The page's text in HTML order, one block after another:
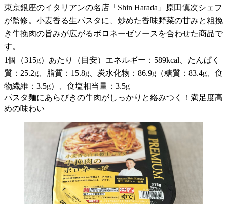
東京銀座のイタリアンの名店「Shin Harada」原田慎次シェフ
が監修。小麦香る生パスタに、炒めた香味野菜の甘みと粗挽
き牛挽肉の旨みが広がるボロネーゼソースを合わせた商品で
す。
1個（315g）あたり（目安）エネルギー：589kcal、たんぱく
質：25.2g、脂質：15.8g、炭水化物：86.9g（糖質：83.4g、食
物繊維：3.5g）、食塩相当量：3.5g
パスタ麺にあらびきの牛肉がしっかりと絡みつく！満足度高
めの味わい